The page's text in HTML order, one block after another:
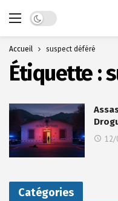
Dark mode
Accueil suspect déféré
Étiquette :
12/
Catégories